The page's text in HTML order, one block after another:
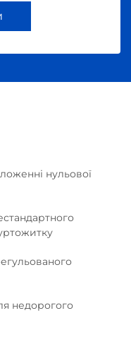
нульової
недорогого